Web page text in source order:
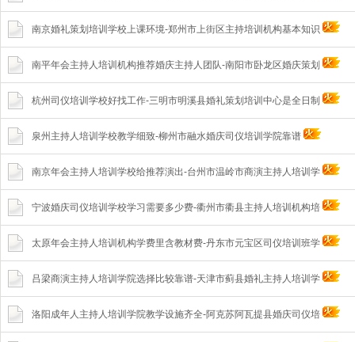
南京婚礼策划培训学校上课环境-郑州市上街区主持培训机构基本知识
南平年会主持人培训机构推荐婚庆主持人团队-南阳市卧龙区婚庆策划
杭州司仪培训学校好找工作-三明市明溪县婚礼策划培训中心是全日制
泉州主持人培训学校教学细致-柳州市融水婚庆司仪培训学院靠谱
南京年会主持人培训学校给推荐演出-台州市温岭市商演主持人培训学
宁波婚庆司仪培训学校学习需要多少费-衢州市衢县主持人培训机构培
太原年会主持人培训机构学费里含教材费-丹东市元宝区司仪培训班学
吕梁商演主持人培训学院选择比较靠谱-天津市蓟县婚礼主持人培训学
洛阳成年人主持人培训学院教学设施齐全-阿克苏阿瓦提县婚庆司仪培